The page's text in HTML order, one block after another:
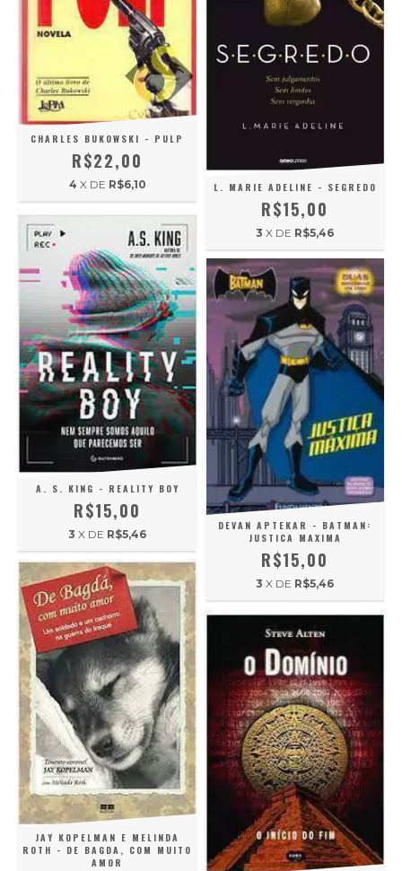
CHARLES BUKOWSKI - PULP
R$22,00
4 X DE R$6,10 L. MARIE ADELINE - SEGREDO
R$15,00
3 X DE R$5,46
A. S. KING - REALITY BOY
R$15,00
3 X DE R$5,46
DEVAN APTEKAR - BATMAN:
JUSTICA MAXIMA
R$15,00
3 X DE R$5,46
JAY KOPELMAN E MELINDA
ROTH - DE BAGDA, COM MUITO
AMOR